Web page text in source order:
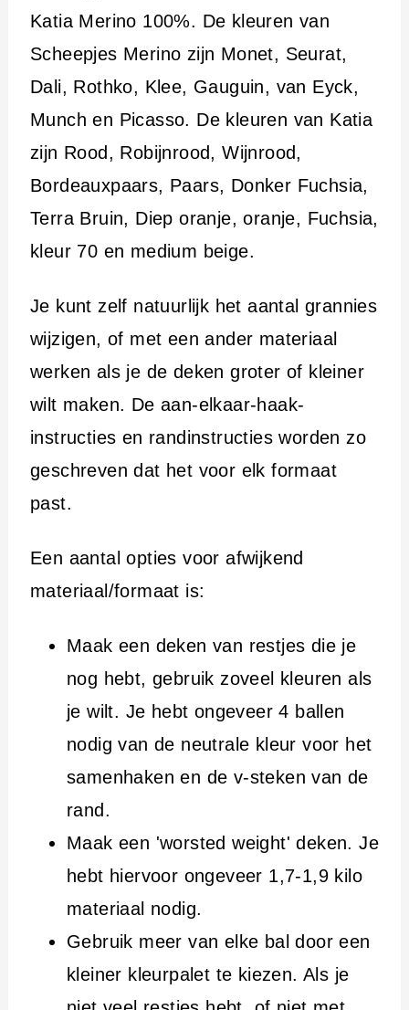
Katia Merino 100%. De kleuren van
Scheepjes Merino zijn Monet, Seurat,
Dali, Rothko, Klee, Gauguin, van Eyck,
Munch en Picasso. De kleuren van Katia
zijn Rood, Robijnrood, Wijnrood,
Bordeauxpaars, Paars, Donker Fuchsia,
Terra Bruin, Diep oranje, oranje, Fuchsia,
kleur 70 en medium beige.
Je kunt zelf natuurlijk het aantal grannies
wijzigen, of met een ander materiaal
werken als je de deken groter of kleiner
wilt maken. De aan-elkaar-haak-
instructies en randinstructies worden zo
geschreven dat het voor elk formaat
past.
Een aantal opties voor afwijkend
materiaal/formaat is:
Maak een deken van restjes die je
nog hebt, gebruik zoveel kleuren als
je wilt. Je hebt ongeveer 4 ballen
nodig van de neutrale kleur voor het
samenhaken en de v-steken van de
rand.
Maak een 'worsted weight' deken. Je
hebt hiervoor ongeveer 1,7-1,9 kilo
materiaal nodig.
Gebruik meer van elke bal door een
kleiner kleurpalet te kiezen. Als je